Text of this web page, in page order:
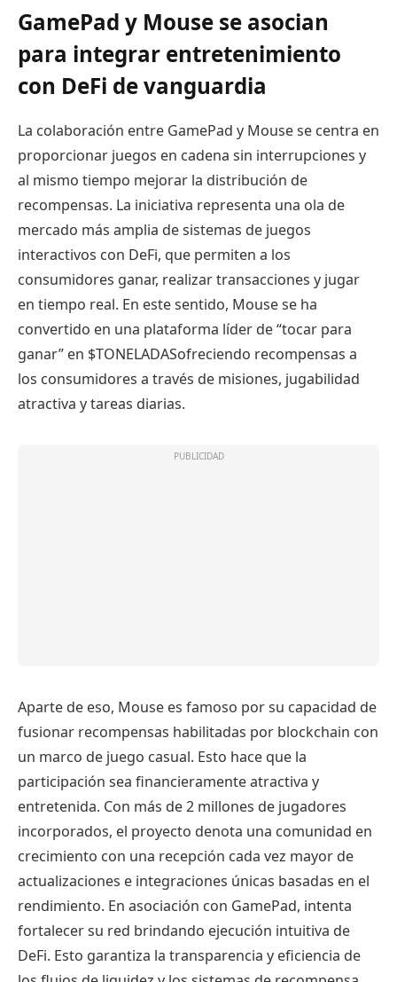
GamePad y Mouse se asocian
para integrar entretenimiento
con DeFi de vanguardia
La colaboración entre GamePad y Mouse se centra en
proporcionar juegos en cadena sin interrupciones y
al mismo tiempo mejorar la distribución de
recompensas. La iniciativa representa una ola de
mercado más amplia de sistemas de juegos
interactivos con DeFi, que permiten a los
consumidores ganar, realizar transacciones y jugar
en tiempo real. En este sentido, Mouse se ha
convertido en una plataforma líder de “tocar para
ganar” en $TONELADASofreciendo recompensas a
los consumidores a través de misiones, jugabilidad
atractiva y tareas diarias.
Aparte de eso, Mouse es famoso por su capacidad de
fusionar recompensas habilitadas por blockchain con
un marco de juego casual. Esto hace que la
participación sea financieramente atractiva y
entretenida. Con más de 2 millones de jugadores
incorporados, el proyecto denota una comunidad en
crecimiento con una recepción cada vez mayor de
actualizaciones e integraciones únicas basadas en el
rendimiento. En asociación con GamePad, intenta
fortalecer su red brindando ejecución intuitiva de
DeFi. Esto garantiza la transparencia y eficiencia de